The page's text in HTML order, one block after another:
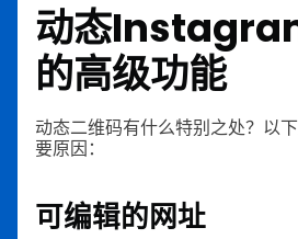
动态
的高级功能
动态二维码有什么特别之处？以
要原因：
可编辑的网址